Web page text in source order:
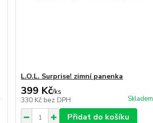
L.O.L. Surprise! zimní panenka
399 Kč/ks
330 Kč bez DPH Skladem
Přidat do košíku